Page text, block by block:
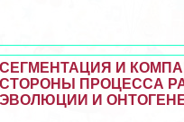
СЕГМЕНТАЦИЯ И
СТОРОНЫ ПРОЦЕССА
ЭВОЛЮЦИИ И